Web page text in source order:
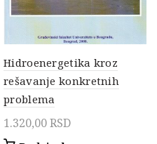
Hidroenergetika kroz
rešavanje konkretnih
problema
1.320,00RSD